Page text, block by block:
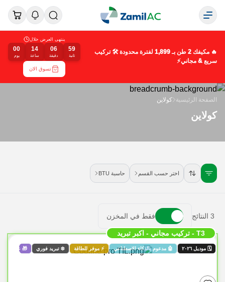
🔥 مكيفك 2 طن بـ 1,899 لفترة محدودة 🛠️ تركيب
سريع & مجاني⚡
ينتهى العرض خلال
00
يوم
14
ساعة
06
دقيقة
59
ثانية
تسوق الان
الصفحة الرئيسية كولاين
كولاين
اختر حسب القسم حاسبة BTU
3 النتائج فقط في المخزن
🗓️ موديل ٢٠٢٦ 🤖 مدعوم بالذكاء الاصطناعي ⚡ موفر للطاقة ❄️ تبريد فوري 🎁 عرض
T3 - تركيب مجاني - اكبر تبريد